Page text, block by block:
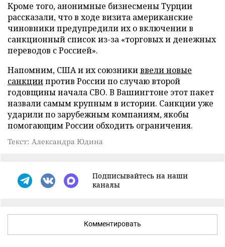
Кроме того, анонимные бизнесмены Турции
рассказали, что в ходе визита американские
чиновники предупредили их о включении в
санкционный список из-за «торговых и денежных
переводов с Россией».
Напомним, США и их союзникиввели новые
санкциипротив России по случаю второй
годовщины начала СВО. В Вашингтоне этот пакет
назвали самым крупным в истории. Санкции уже
ударили по зарубежным компаниям, якобы
помогающим России обходить ограничения.
Текст: Александра Юдина
Подписывайтесь на наши
каналы
Комментировать